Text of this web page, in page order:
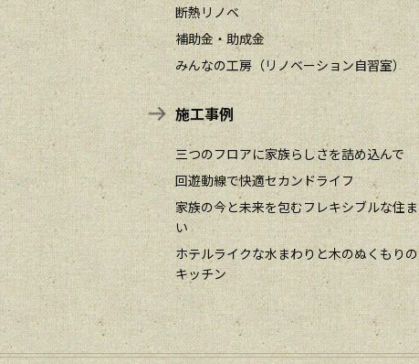
断熱リノベ
補助金・助成金
みんなの工房（リノベーション自習室）
施工事例
三つのフロアに家族らしさを詰め込んで
回遊動線で快適セカンドライフ
家族の今と未来を包むフレキシブルな住ま
い
ホテルライクな水まわりと木のぬくもりの
キッチン